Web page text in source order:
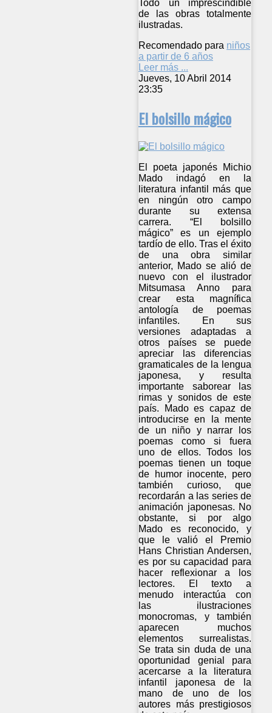
Todo un imprescindible
de las obras totalmente
ilustradas.
Recomendado para niños
a partir de 6 años
Leer más ...
Jueves, 10 Abril 2014
23:35
El bolsillo mágico
El poeta japonés Michio
Mado indagó en la
literatura infantil más que
en ningún otro campo
durante su extensa
carrera. “El bolsillo
mágico” es un ejemplo
tardío de ello. Tras el éxito
de una obra similar
anterior, Mado se alió de
nuevo con el ilustrador
Mitsumasa Anno para
crear esta magnífica
antología de poemas
infantiles. En sus
versiones adaptadas a
otros países se puede
apreciar las diferencias
gramaticales de la lengua
japonesa, y resulta
importante saborear las
rimas y sonidos de este
país. Mado es capaz de
introducirse en la mente
de un niño y narrar los
poemas como si fuera
uno de ellos. Todos los
poemas tienen un toque
de humor inocente, pero
también curioso, que
recordarán a las series de
animación japonesas. No
obstante, si por algo
Mado es reconocido, y
que le valió el Premio
Hans Christian Andersen,
es por su capacidad para
hacer reflexionar a los
lectores. El texto a
menudo interactúa con
las ilustraciones
monocromas, y también
aparecen muchos
elementos surrealistas.
Se trata sin duda de una
oportunidad genial para
acercarse a la literatura
infantil japonesa de la
mano de uno de los
autores más prestigiosos